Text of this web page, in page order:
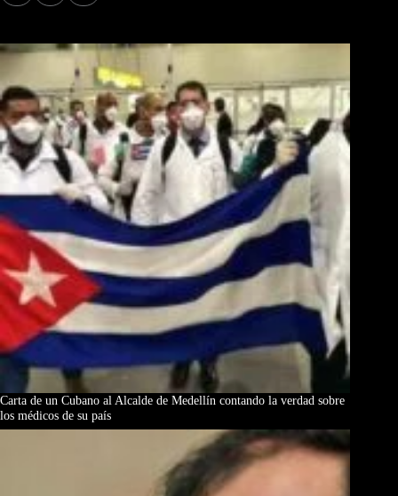
Carta de un Cubano al Alcalde de Medellín contando la verdad sobre
los médicos de su país